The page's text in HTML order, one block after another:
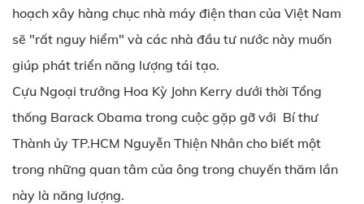
hoạch xây hàng chục nhà máy điện than của Việt Nam
sẽ "rất nguy hiểm" và các nhà đầu tư nước này muốn
giúp phát triển năng lượng tái tạo.
Cựu Ngoại trưởng Hoa Kỳ John Kerry dưới thời Tổng
thống Barack Obama trong cuộc gặp gỡ với Bí thư
Thành ủy TP.HCM Nguyễn Thiện Nhân cho biết một
trong những quan tâm của ông trong chuyến thăm lần
này là năng lượng.